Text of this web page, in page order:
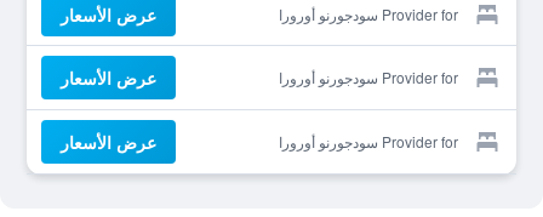
Provider for سودجورنو أورورا عرض الأسعار
Provider for سودجورنو أورورا عرض الأسعار
Provider for سودجورنو أورورا عرض الأسعار